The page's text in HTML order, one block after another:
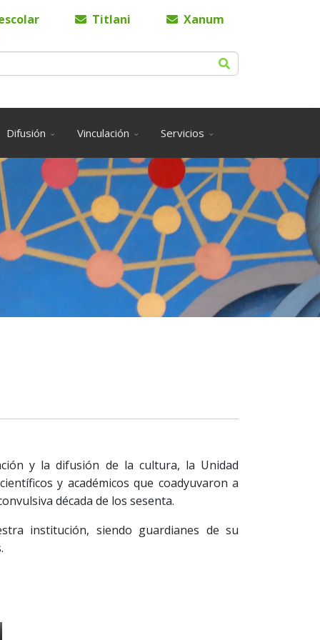
Titlani Xanum
Difusión Vinculación Servicios
y la difusión de la cultura, la Unidad
y académicos que coadyuvaron a
década de los sesenta.
institución, siendo guardianes de su